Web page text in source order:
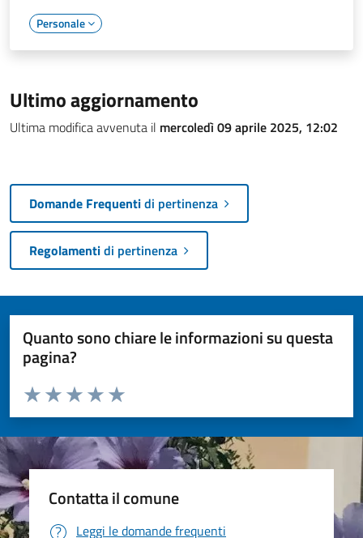
Personale
Ultimo aggiornamento
Ultima modifica avvenuta il mercoledì 09 aprile 2025, 12:02
Domande Frequentidi pertinenza
Regolamentidi pertinenza
Quanto sono chiare le informazioni su questa
pagina?
Valuta da 1 a 5 stelle la pagina
Valuta 5 stelle su 5
Valuta 4 stelle su 5
Valuta 3 stelle su 5
Valuta 2 stelle su 5
Valuta 1 stelle su 5
Contatta il comune
Leggi le domande frequenti